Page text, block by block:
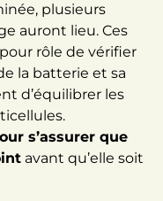
plusieurs
auront lieu. Ces
rôle de vérifier
la batterie et sa
d’équilibrer les
s’assurer que
avant qu’elle soit